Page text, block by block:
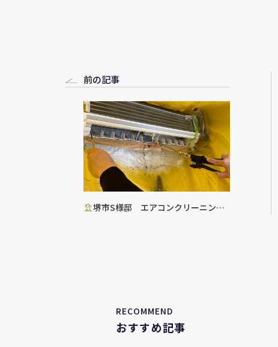
前の記事
堺市S様邸 エアコンクリーニング
RECOMMEND
おすすめ記事